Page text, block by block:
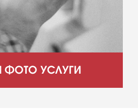
ФОТО УСЛУГИ